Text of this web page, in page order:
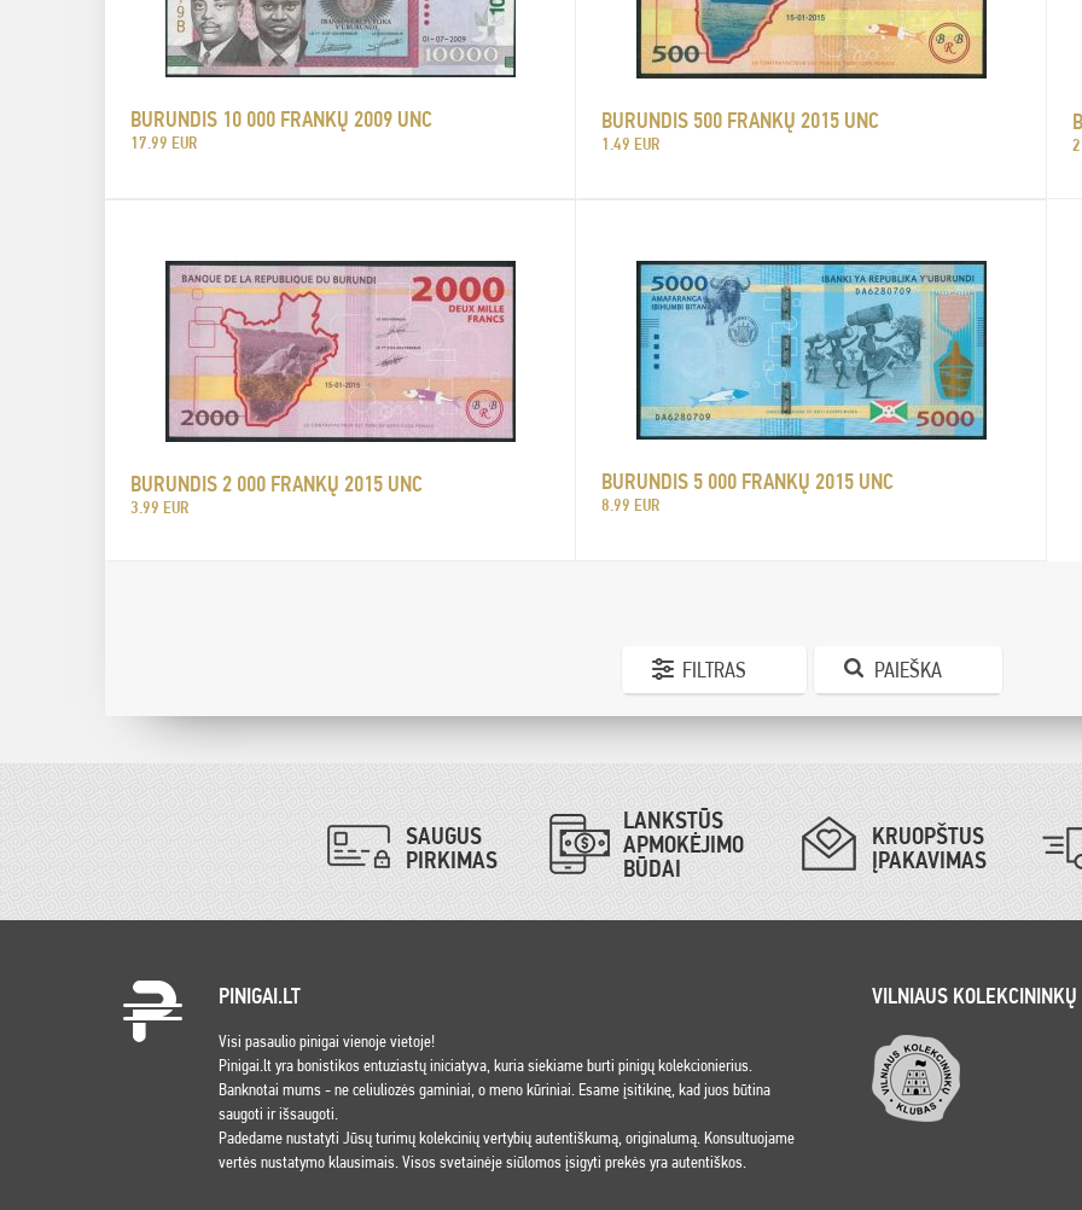
BURUNDIS 10 000 FRANKŲ 2009 UNC
17.99 EUR
BURUNDIS 500 FRANKŲ 2015 UNC
1.49 EUR
BURUNDIS 2 000 FRANKŲ 2015 UNC
3.99 EUR
BURUNDIS 5 000 FRANKŲ 2015 UNC
8.99 EUR
FILTRAS PAIEŠKA
SAUGUS
PIRKIMAS
LANKSTŪS
APMOKĖJIMO
BŪDAI
KRUOPŠTUS
ĮPAKAVIMAS
PINIGAI.LT
Visi pasaulio pinigai vienoje vietoje!
Pinigai.lt yra bonistikos entuziastų iniciatyva, kuria siekiame burti pinigų kolekcionierius.
Banknotai mums - ne celiuliozės gaminiai, o meno kūriniai. Esame įsitikinę, kad juos būtina
saugoti ir išsaugoti.
Padedame nustatyti Jūsų turimų kolekcinių vertybių autentiškumą, originalumą. Konsultuojame
vertės nustatymo klausimais. Visos svetainėje siūlomos įsigyti prekės yra autentiškos.
VILNIAUS